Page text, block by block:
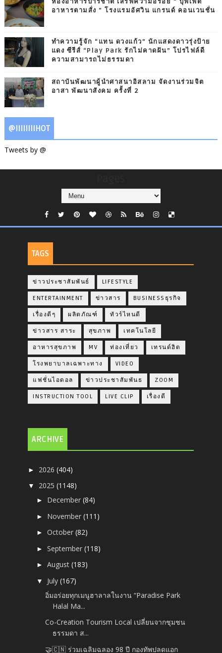
อาหารตามสั่ง ” โรงแรมอัศวิน แกรนด์ คอนเวนชั่น
ทำความรู้จัก “แทน ดวงแก้ว” นักแสดงดาวรุ่งป้าย
แดง ซีรีส์ “Play Park รักไม่คาดฝัน” โปรไฟล์ดี
ความสามารถไม่ธรรมดา
สถาบันพัฒนาผู้นำศาสนาอิสลาม จัดงานร่วมจิต
อาสา พัฒนาสังคม ครั้งที่ 2
@IIIIIIIIHOT
Tweets by @
TAGS
ข่าวประชาสัมพันธ์ LIFESTYLE
ENTERTAINMENT ข่าวสาร BUSINESSธุรกิจ
เรื่องดีๆ ผลิตภัณฑ์ ทัวร์ไหนดี
ข่าวสาร สาระ สุขภาพ เทคโนโลยี
อาหารสุขภาพ MV ท่องเที่ยว เทรนด์ฮิต
โรงพยาบาลเฉพาะทาง VIDEO
แฟชั่นไอดอล ข่าวประชาสัมพันธ ZOOM
INSTRUCTION TOOL LIVE CLIP เรื่องดี
ARCHIVE
► 2026(404)
▼ 2025(1148)
► December(84)
► November(111)
►October(82)
►September(118)
►August(183)
▼ July(167)
อิ่มอร่อยทุกเมนูฮาลาลในงาน “Paradise Park
Halal Ma...
Co-Creation Tourism Local เปลี่ยนจากชุมชน
ธรรมดา ส...
🤝🇨🇳 ร่วมเฉลิมฉลอง 98 ปี กองทัพปลดแอก